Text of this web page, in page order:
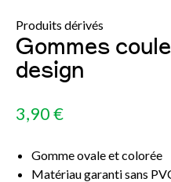
Produits dérivés
Gommes
design
3,90 €
Gomme ovale et colorée
Matériau garanti sans